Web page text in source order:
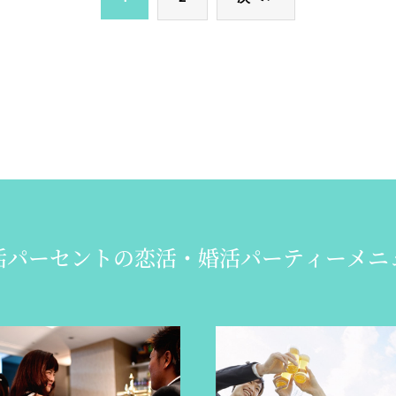
パーセントの恋活・婚活パーティーメニ